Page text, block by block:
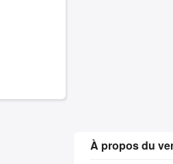
À propos du